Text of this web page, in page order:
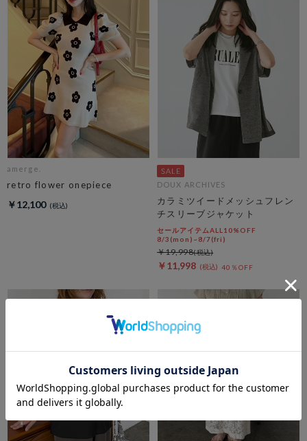
amerge.
retro flower onepiece
￥12,100
DOUX ARCHIVES
カラミツイードメッシュフレン
チスリーブジャケット
セールアイテムALL10%OFF
8/3(mon)~8/7(fri)
￥11,998 40％OFF
￥19,998